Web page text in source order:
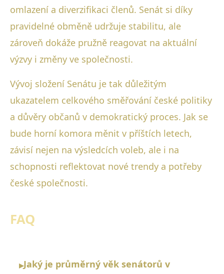
omlazení a diverzifikaci členů. Senát si díky
pravidelné obměně udržuje stabilitu, ale
zároveň dokáže pružně reagovat na aktuální
výzvy i změny ve společnosti.
Vývoj složení Senátu je tak důležitým
ukazatelem celkového směřování české politiky
a důvěry občanů v demokratický proces. Jak se
bude horní komora měnit v příštích letech,
závisí nejen na výsledcích voleb, ale i na
schopnosti reflektovat nové trendy a potřeby
české společnosti.
FAQ
▸Jaký je průměrný věk senátorů v